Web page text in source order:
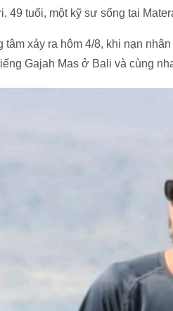
49 tuổi, một kỹ sư sống tại
xảy ra hôm 4/8, khi nạn
Gajah Mas ở Bali và cùng